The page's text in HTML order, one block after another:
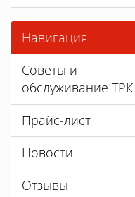
Навигация
Советы и
обслуживание ТРК
Прайс-лист
Новости
Отзывы